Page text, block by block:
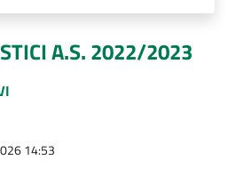
A.S. 2022/2023
14:53